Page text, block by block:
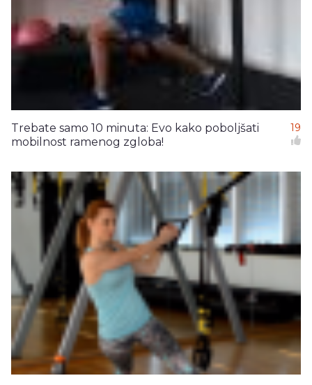
Trebate samo 10 minuta: Evo kako poboljšati
mobilnost ramenog zgloba!
19